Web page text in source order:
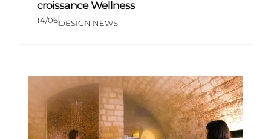
croissance Wellness
14/06DESIGN NEWS